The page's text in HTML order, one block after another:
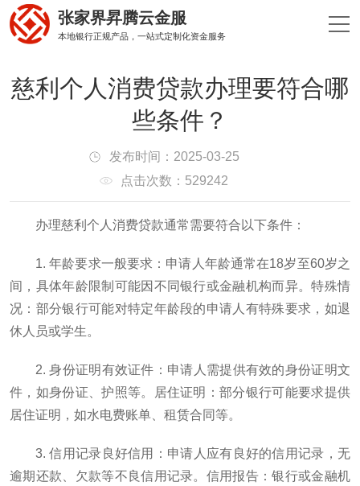
张家界昇腾云金服
本地银行正规产品，一站式定制化资金服务
慈利个人消费贷款办理要符合哪
些条件？
发布时间：2025-03-25
点击次数：529242
办理慈利个人消费贷款通常需要符合以下条件：
1. 年龄要求一般要求：申请人年龄通常在18岁至60岁之
间，具体年龄限制可能因不同银行或金融机构而异。特殊情
况：部分银行可能对特定年龄段的申请人有特殊要求，如退
休人员或学生。
2. 身份证明有效证件：申请人需提供有效的身份证明文
件，如身份证、护照等。居住证明：部分银行可能要求提供
居住证明，如水电费账单、租赁合同等。
3. 信用记录良好信用：申请人应有良好的信用记录，无
逾期还款、欠款等不良信用记录。信用报告：银行或金融机